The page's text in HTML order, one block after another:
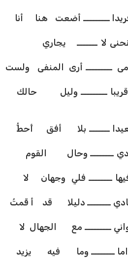
ـــــــــ أضعت هنا أنا
لا ـــــــ يجاري
ـــــــــ أرى المنفى ولست
ـــــــــ وليل حالك
ـــــــ بلا أفق أَحطُّ
ــــــــ وحال القوم
ــــــــ فلي وجهان لا
ــــــــ دليلا قد أ قَمتُ
ـــــــــ مع الجهال لا
ــــــــ وما فيه يزيد